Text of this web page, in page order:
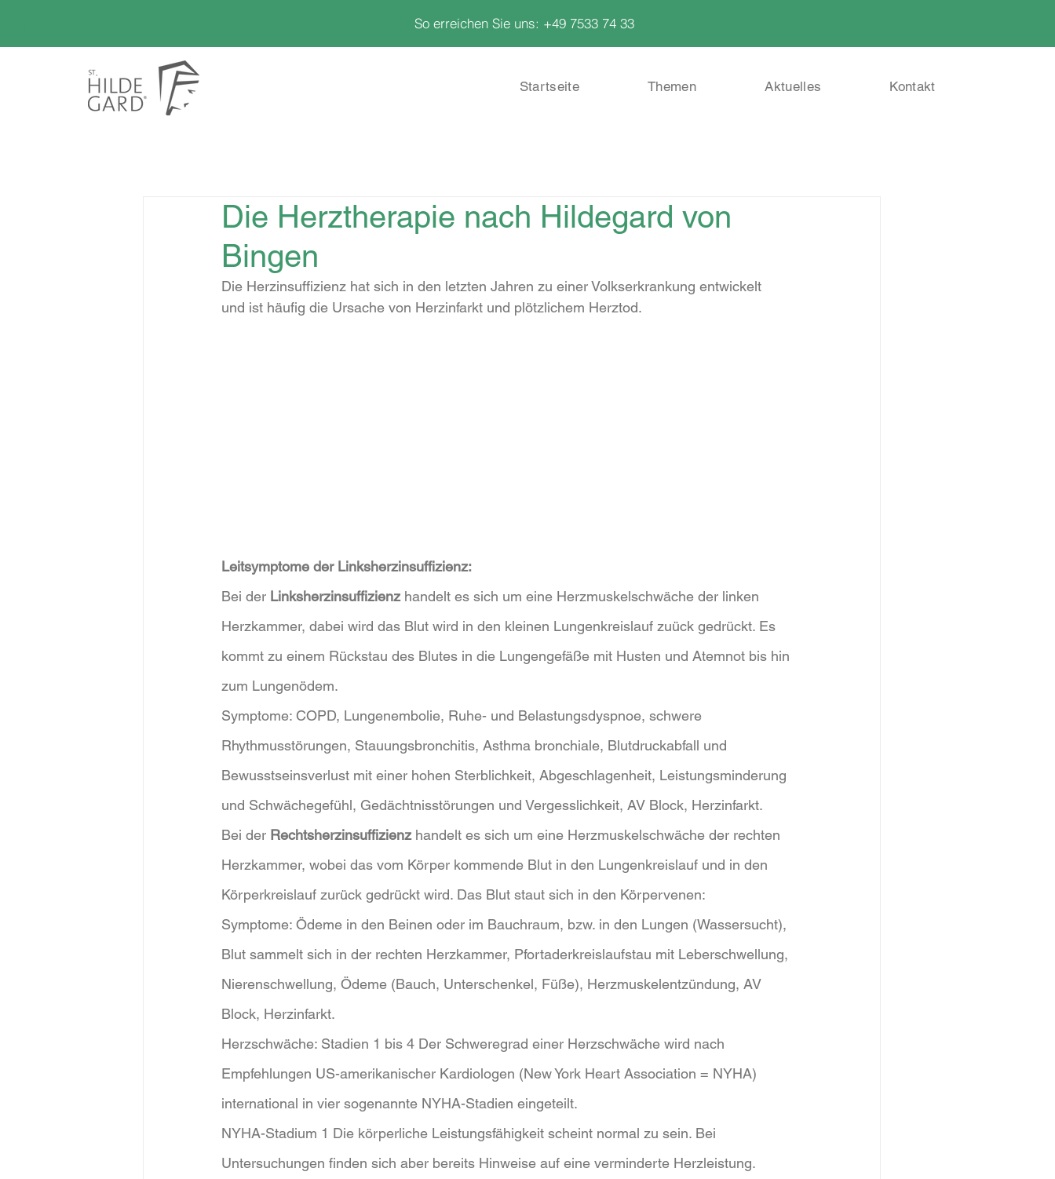
So erreichen Sie uns: +49 7533 74 33
Startseite Themen Aktuelles Kontakt
Die Herztherapie nach Hildegard von
Bingen
Die Herzinsuffizienz hat sich in den letzten Jahren zu einer Volkserkrankung entwickelt
und ist häufig die Ursache von Herzinfarkt und plötzlichem Herztod.
Leitsymptome der Linksherzinsuffizienz:
Bei der Linksherzinsuffizienz handelt es sich um eine Herzmuskelschwäche der linken
Herzkammer, dabei wird das Blut wird in den kleinen Lungenkreislauf zuück gedrückt. Es
kommt zu einem Rückstau des Blutes in die Lungengefäße mit Husten und Atemnot bis hin
zum Lungenödem.
Symptome: COPD, Lungenembolie, Ruhe- und Belastungsdyspnoe, schwere
Rhythmusstörungen, Stauungsbronchitis, Asthma bronchiale, Blutdruckabfall und
Bewusstseinsverlust mit einer hohen Sterblichkeit, Abgeschlagenheit, Leistungsminderung
und Schwächegefühl, Gedächtnisstörungen und Vergesslichkeit, AV Block, Herzinfarkt.
Bei der Rechtsherzinsuffizienz handelt es sich um eine Herzmuskelschwäche der rechten
Herzkammer, wobei das vom Körper kommende Blut in den Lungenkreislauf und in den
Körperkreislauf zurück gedrückt wird. Das Blut staut sich in den Körpervenen:
Symptome: Ödeme in den Beinen oder im Bauchraum, bzw. in den Lungen (Wassersucht),
Blut sammelt sich in der rechten Herzkammer, Pfortaderkreislaufstau mit Leberschwellung,
Nierenschwellung, Ödeme (Bauch, Unterschenkel, Füße), Herzmuskelentzündung, AV
Block, Herzinfarkt.
Herzschwäche: Stadien 1 bis 4 Der Schweregrad einer Herzschwäche wird nach
Empfehlungen US-amerikanischer Kardiologen (New York Heart Association = NYHA)
international in vier sogenannte NYHA-Stadien eingeteilt.
NYHA-Stadium 1 Die körperliche Leistungsfähigkeit scheint normal zu sein. Bei
Untersuchungen finden sich aber bereits Hinweise auf eine verminderte Herzleistung.